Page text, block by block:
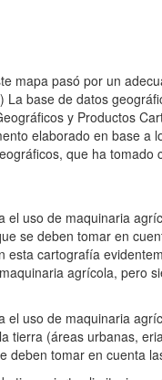
mapa pasó por un
La base de datos
y Productos
elaborado en base a
que ha tomado
el uso de maquinaria
se deben tomar en
esta cartografía
agrícola, pero
el uso de maquinaria
tierra (áreas urbanas,
deben tomar en cuenta